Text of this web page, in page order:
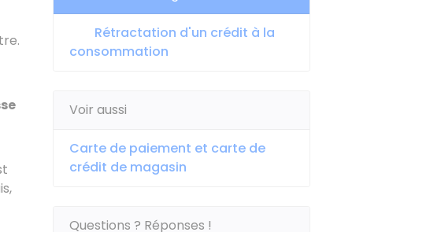
Rétractation d'un crédit à la
consommation
Voir aussi
Carte de paiement et carte de
crédit de magasin
Questions ? Réponses !